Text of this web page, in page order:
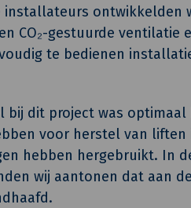
installateurs ontwikkelden
CO₂-gestuurde
te bedienen
bij dit project was
voor herstel van
hebben hergebruikt. In
wij aantonen dat aan